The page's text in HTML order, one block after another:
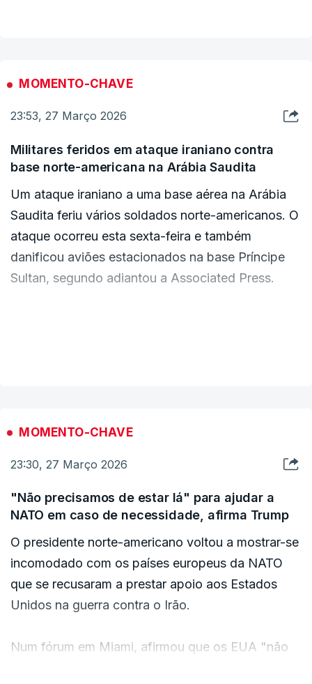
República Islâmica", afirmou o porta-voz do
na rede social X.
Até ao momento, os houthis não se envolveram
posicionamento estratégico junto ao Mar
Vermelho, estes aliados de Teerão poderão ainda
assumir um papel decisivo.
Na quarta-feira, o Irão ameaçou responder a uma
MOMENTO-CHAVE
23:53, 27 Março 2026
Militares feridos em ataque iraniano contra
base norte-americana na Arábia Saudita
Um ataque iraniano a uma base aérea na Arábia
Saudita feriu vários soldados norte-americanos. O
ataque ocorreu esta sexta-feira e também
danificou aviões estacionados na base Príncipe
Sultan, segundo adiantou a Associated Press.
Fontes oficiais norte-americanas e árabes
norte-americanos ficaram feridos, dois deles em
das maior dos Estados Unidos na região do
Médio Oriente.
Desde o início do conflito com o Irão, a 28 de
e mais de 300 ficaram feridos.
MOMENTO-CHAVE
23:30, 27 Março 2026
"Não precisamos de estar lá" para ajudar a
NATO em caso de necessidade, afirma Trump
O presidente norte-americano voltou a mostrar-se
incomodado com os países europeus da NATO
que se recusaram a prestar apoio aos Estados
Unidos na guerra contra o Irão.
Num fórum em Miami, afirmou que os EUA "não